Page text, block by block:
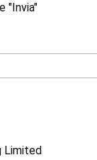
"Invia"
Limited